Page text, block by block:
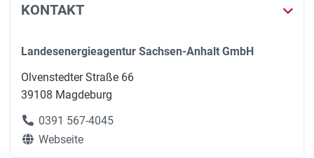
KONTAKT
Landesenergieagentur Sachsen-Anhalt GmbH
Olvenstedter Straße 66
39108 Magdeburg
0391 567-4045
Webseite